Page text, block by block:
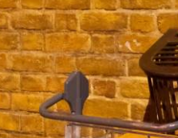
Mika's Exclusive
Groups